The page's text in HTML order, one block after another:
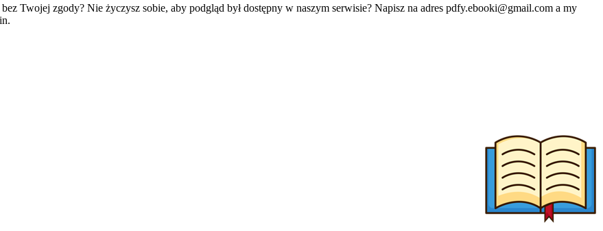
Twojej zgody? Nie życzysz sobie, aby podgląd był dostępny w naszym serwisie? Napisz na adres pdfy.ebooki@gmail.com a my